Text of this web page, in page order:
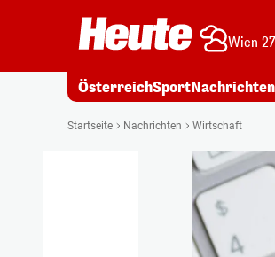
Wien
ÖsterreichSportNachrichten
Startseite Nachrichten Wirtschaft
1/11